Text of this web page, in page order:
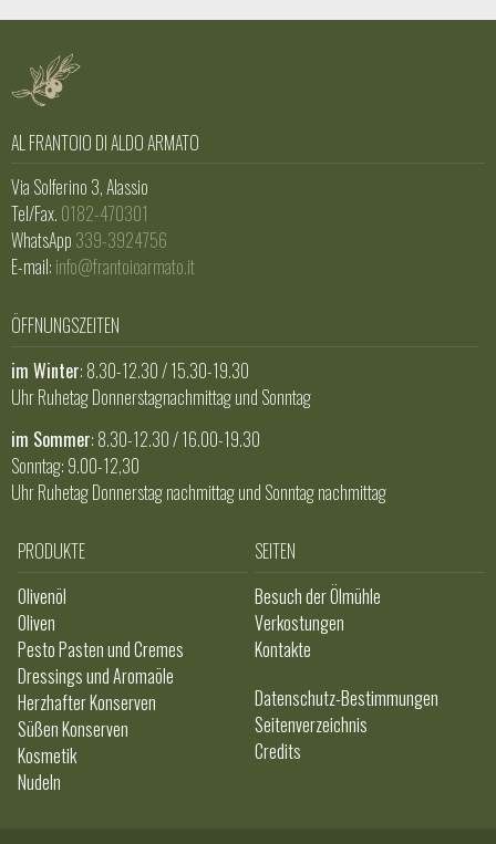
AL FRANTOIO DI ALDO ARMATO
Via Solferino 3, Alassio
Tel/Fax. 0182-470301
WhatsApp 339-3924756
E-mail: info@frantoioarmato.it
ÖFFNUNGSZEITEN
im Winter: 8.30-12.30 / 15.30-19.30
Uhr Ruhetag Donnerstagnachmittag und Sonntag
im Sommer: 8.30-12.30 / 16.00-19.30
Sonntag: 9.00-12,30
Uhr Ruhetag Donnerstag nachmittag und Sonntag nachmittag
PRODUKTE
Olivenöl
Oliven
Pesto Pasten und Cremes
Dressings und Aromaöle
Herzhafter Konserven
Süßen Konserven
Kosmetik
Nudeln
SEITEN
Besuch der Ölmühle
Verkostungen
Kontakte
Datenschutz-Bestimmungen
Seitenverzeichnis
Credits